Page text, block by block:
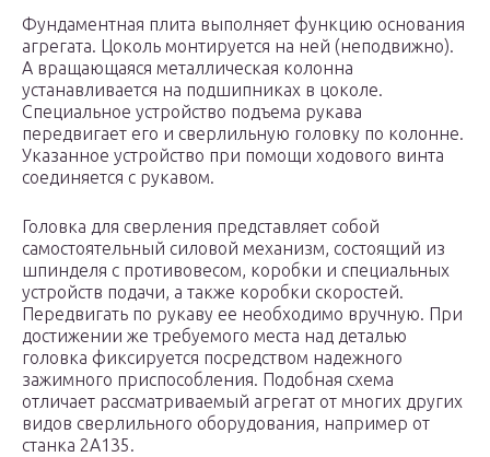
Фундаментная плита выполняет функцию основания
агрегата. Цоколь монтируется на ней (неподвижно).
А вращающаяся металлическая колонна
устанавливается на подшипниках в цоколе.
Специальное устройство подъема рукава
передвигает его и сверлильную головку по колонне.
Указанное устройство при помощи ходового винта
соединяется с рукавом.
Головка для сверления представляет собой
самостоятельный силовой механизм, состоящий из
шпинделя с противовесом, коробки и специальных
устройств подачи, а также коробки скоростей.
Передвигать по рукаву ее необходимо вручную. При
достижении же требуемого места над деталью
головка фиксируется посредством надежного
зажимного приспособления. Подобная схема
отличает рассматриваемый агрегат от многих других
видов сверлильного оборудования, например от
станка 2А135.